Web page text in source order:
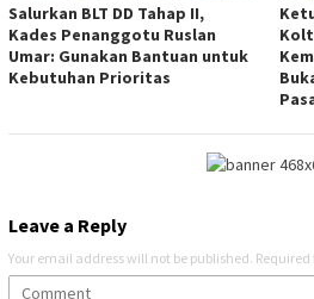
Salurkan BLT DD Tahap II,
Kades Penanggotu Ruslan
Umar: Gunakan Bantuan untuk
Kebutuhan Prioritas
Leave a Reply
Your email address will not be published.